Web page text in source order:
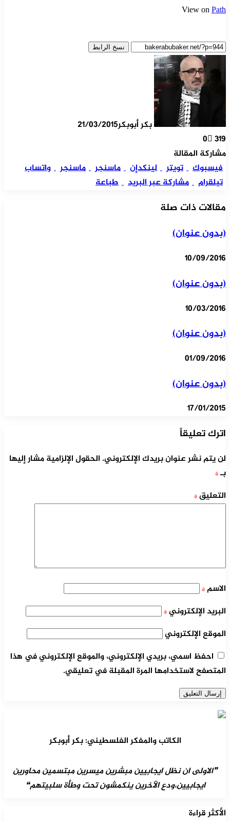
View onPath
نسخ الرابط
بكر أبوبكر21/03/2015
0 319
مشاركة المقالة
فيسبوك
تويتر لينكدإن ماسنجر ماسنجر
واتساب
تيلقرام
مشاركة عبر البريد طباعة
مقالات ذات صلة
(بدون عنوان)
10/09/2016
(بدون عنوان)
10/03/2016
(بدون عنوان)
01/09/2016
(بدون عنوان)
17/01/2015
اترك تعليقاً
لن يتم نشر عنوان بريدك الإلكتروني. الحقول الإلزامية مشار إليها
بـ*
التعليق *
الاسم *
البريد الإلكتروني *
الموقع الإلكتروني
احفظ اسمي، بريدي الإلكتروني، والموقع الإلكتروني في هذا
المتصفح لاستخدامها المرة المقبلة في تعليقي.
الكاتب والمفكر الفلسطيني: بكر أبوبكر
❞الاولى ان نظل ايجابيين مبشرين ميسرين مبتسمين محاورين
ايجابيين،ودع الآخرين ينكمشون تحت وطأة سلبيتهم❝
الأكثر قراءة